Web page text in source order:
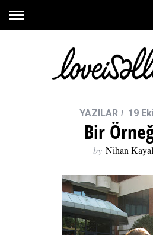
YAZILAR 19
Bir
by Nihan